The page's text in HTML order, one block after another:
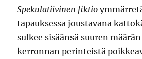
Spekulatiivinen fiktio
tapauksessa joustavana
sulkee sisäänsä suuren
kerronnan perinteistä